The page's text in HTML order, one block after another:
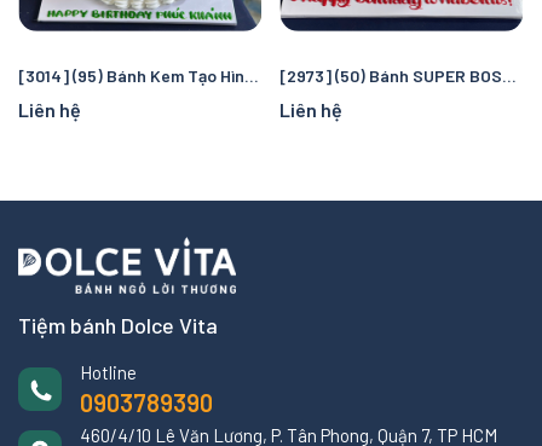
[3014] (95) Bánh Kem Tạo Hình Chủ Đề Bóng Đá – Món Quà dành riêng Cho Fan Bóng Đá
Liên hệ
[2973] (50) Bánh SUPER BOSS tặng cho sếp nam
Liên hệ
Tiệm bánh Dolce Vita
Hotline
0903789390
460/4/10 Lê Văn Lương, P. Tân Phong, Quận 7, TP HCM